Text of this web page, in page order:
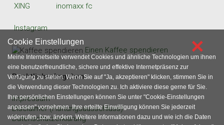
XING inomaxx fc
Instagram
Einen Kaffee spendieren
Rechtliche Angaben
Impressum
Disclaimer (Haftungsausschluss)
Datenschutzerklärung
×
Cookie Einstellungen
Meine Internetseite verwendet Cookies und ähnliche Technologien um ihnen
eine benutzerfreundliche, sichere und effektive Internetpräsenz zur
Verfügung zu stellen. Wenn Sie auf "Ja, akzeptieren" klicken, stimmen Sie in
die Verwendung dieser Technologien zu. Ich aktiviere diese gerne für Sie.
Ihre persönlichen Einstellungen können Sie unter "Cookie-Einstellungen
anpassen" vornehmen. Ihre erteilte Einwilligung können Sie jederzeit
widerrufen, bzw. ändern. Weitere Informationen dazu und wie ich die Daten